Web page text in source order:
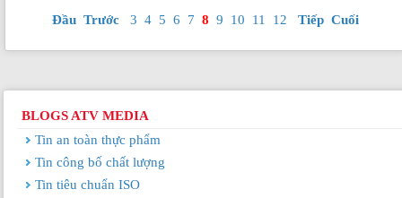
Đầu Trước 3 4 5 6 7 8 9 10 11 12 Tiếp Cuối
BLOGS ATV MEDIA
Tin an toàn thực phẩm
Tin công bố chất lượng
Tin tiêu chuẩn ISO